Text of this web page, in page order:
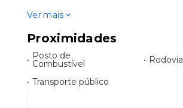
Ver mais
Proximidades
• Posto de
Combustível • Rodovia
• Transporte público